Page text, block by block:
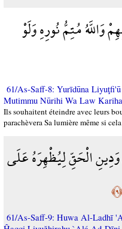
وَاللَّهُ مُتِمُّ نُورِهِ وَلَوْ
61/As-Saff-8: Yurīdūna
Mutimmu Nūrihi Wa Law
Ils souhaitent éteindre avec leurs
parachèvera Sa lumière même si
الْحَقِّ لِيُظْهِرَهُ عَلَى
61/As-Saff-9: Huwa Al-Ladhī